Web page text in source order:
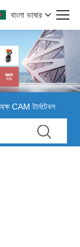
বাংলা ভাষার
CAM টার্নটেবল